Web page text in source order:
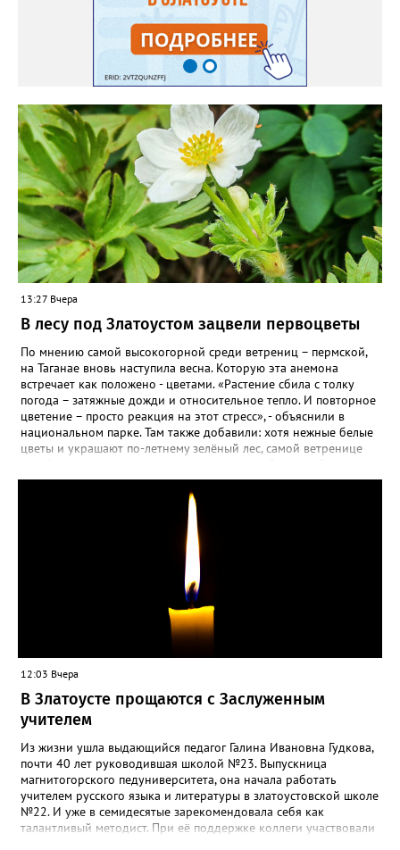
яму гравий и песок – требуется хороший дренаж. В первый год
Екатерина рекомендует цветы убирать, чтобы силы куста
пошли на наращивание корневой системы. А со второго года
пусть лаванда цветёт во всю силу! Фото: Екатерина Бойко,
специально для «Златоуст.инфо». Обсуждение новости здесь
ВКОНТАКТЕ https://vk.com/newszlatoust74
13:27 Вчера
В лесу под Златоустом зацвели первоцветы
По мнению самой высокогорной среди ветрениц – пермской,
на Таганае вновь наступила весна. Которую эта анемона
встречает как положено - цветами. «Растение сбила с толку
погода – затяжные дожди и относительное тепло. И повторное
цветение – просто реакция на этот стресс», - объяснили в
национальном парке. Там также добавили: хотя нежные белые
цветы и украшают по-летнему зелёный лес, самой ветренице
силы перед долгой зимовкой.
12:03 Вчера
В Златоусте прощаются с Заслуженным
учителем
Из жизни ушла выдающийся педагог Галина Ивановна Гудкова,
почти 40 лет руководившая школой №23. Выпускница
магнитогорского педуниверситета, она начала работать
учителем русского языка и литературы в златоустовской школе
№22. И уже в семидесятые зарекомендовала себя как
талантливый методист. При её поддержке коллеги участвовали